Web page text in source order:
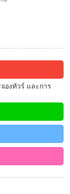
องทัวร์ และการ